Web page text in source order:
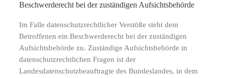
Beschwerderecht bei der zuständigen Aufsichtsbehörde
Im Falle datenschutzrechtlicher Verstöße steht dem
Betroffenen ein Beschwerderecht bei der zuständigen
Aufsichtsbehörde zu. Zuständige Aufsichtsbehörde in
datenschutzrechtlichen Fragen ist der
Landesdatenschutzbeauftragte des Bundeslandes, in dem